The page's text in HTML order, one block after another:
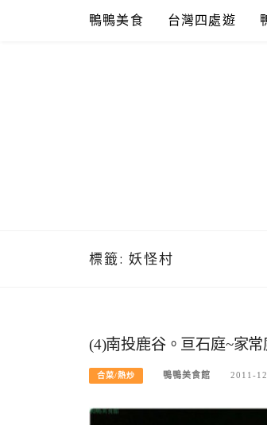
鴨鴨美食 台灣四處遊
標籤: 妖怪村
(4)南投鹿谷。亘石庭~家
合菜/熱炒 鴨鴨美食館 2011-